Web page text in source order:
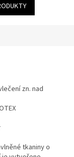
zn. nad
tkaniny o